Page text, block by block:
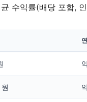
수익률(배당 포함,